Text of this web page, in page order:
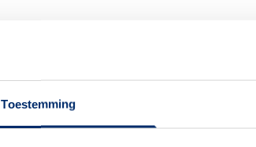
Toestemming